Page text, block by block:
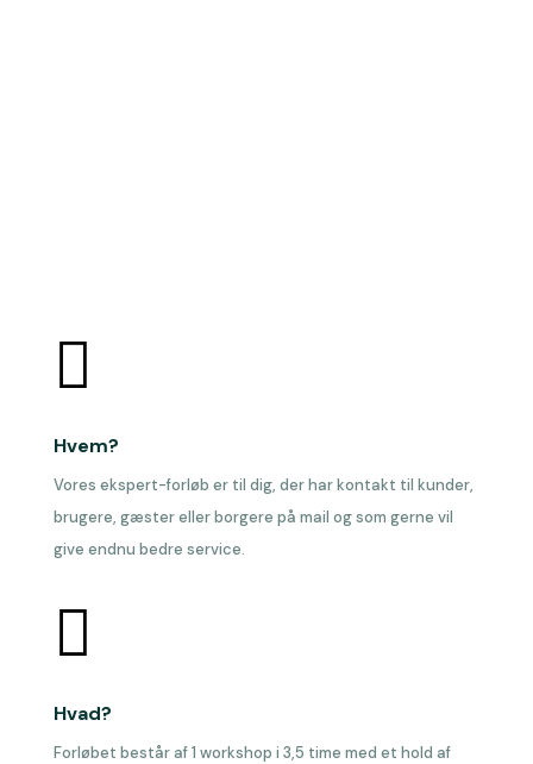

Hvem?
Vores ekspert-forløb er til dig, der har kontakt til kunder,
brugere, gæster eller borgere på mail og som gerne vil
give endnu bedre service.

Hvad?
Forløbet består af 1 workshop i 3,5 time med et hold af